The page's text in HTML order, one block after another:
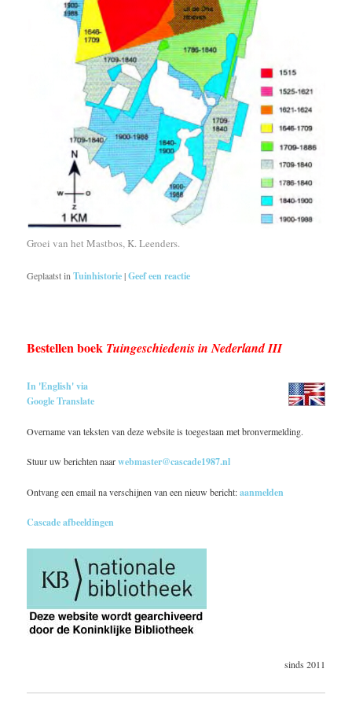
Groei van het Mastbos, K. Leenders.
Geplaatst in Tuinhistorie|Geef een reactie
Bestellen boek Tuingeschiedenis in Nederland III
In 'English' via
Google Translate
Overname van teksten van deze website is toegestaan met bronvermelding.
Stuur uw berichten naarwebmaster@cascade1987.nl
Ontvang een email na verschijnen van een nieuw bericht:aanmelden
Cascade afbeeldingen
sinds 2011